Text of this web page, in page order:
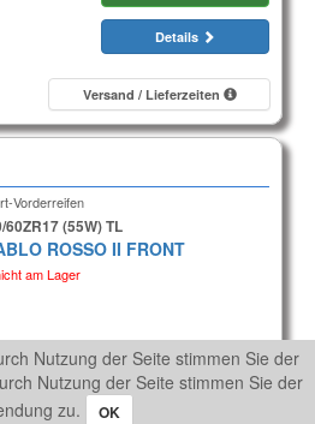
Details
Versand / Lieferzeiten
Vorderreifen
60ZR17 (55W) TL
ROSSO II FRONT
am Lager
Aktionspreis
inkl. 19% MwSt.
Nutzung der Seite stimmen Sie der
Nutzung der Seite stimmen Sie der
zu.
OK